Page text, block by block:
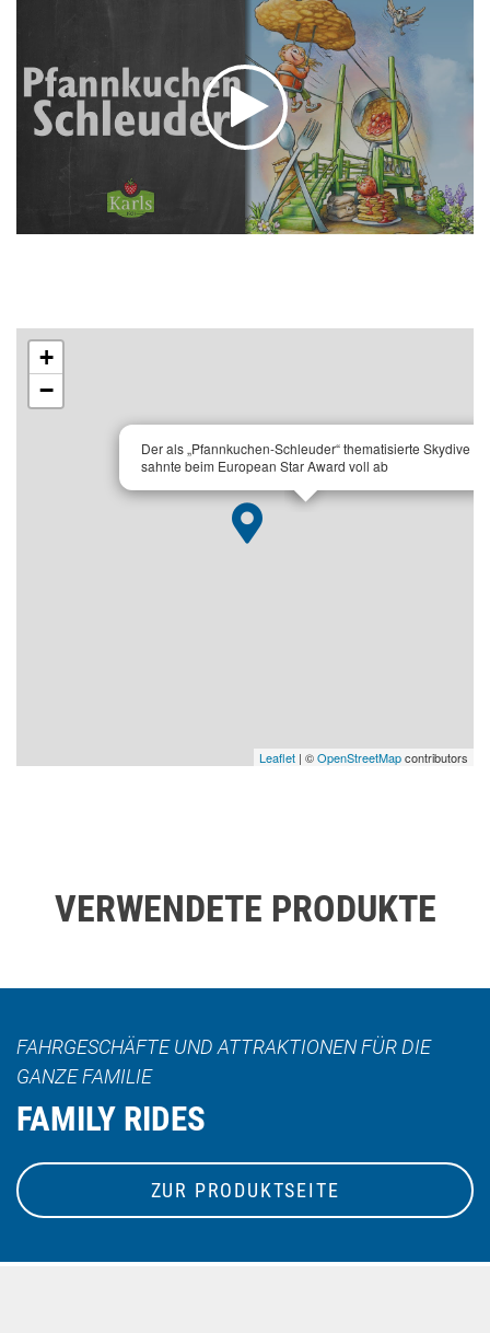
Der als „Pfannkuchen-Schleuder“ thematisierte Skydive
sahnte beim European Star Award voll ab
+
−
Leaflet | ©OpenStreetMapcontributors
VERWENDETE PRODUKTE
FAHRGESCHÄFTE UND ATTRAKTIONEN FÜR DIE
GANZE FAMILIE
FAMILY RIDES
ZUR PRODUKTSEITE